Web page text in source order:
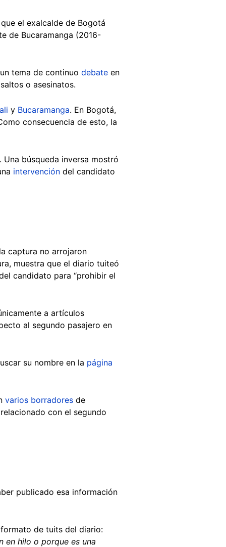
el exalcalde de Bogotá
de Bucaramanga (2016-
tema de continuo debate en
o asesinatos.
y Bucaramanga. En Bogotá,
consecuencia de esto, la
búsqueda inversa mostró
intervención del candidato
captura no arrojaron
muestra que el diario tuiteó
candidato para “prohibir el
a artículos
al segundo pasajero en
su nombre en la página
varios borradores de
con el segundo
publicado esa información
de tuits del diario:
en hilo o porque es una